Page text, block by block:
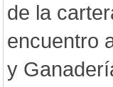
de la
encuentro
y